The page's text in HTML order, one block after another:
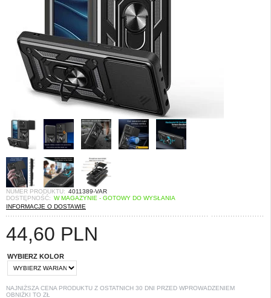
NUMER PRODUKTU: 4011389-VAR
DOSTĘPNOŚĆ: W MAGAZYNIE - GOTOWY DO WYSŁANIA
INFORMACJE O DOSTAWIE
44,60 PLN
WYBIERZ KOLOR
NAJNIŻSZA CENA PRODUKTU Z OSTATNICH 30 DNI PRZED WPROWADZENIEM
OBNIŻKI TO ZŁ